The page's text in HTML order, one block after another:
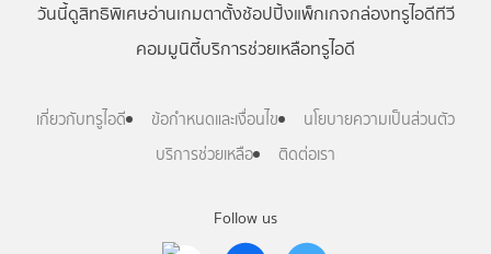
Follow us
วันนี้ดูสิทธิพิเศษอ่านเกมตาตั้งช้อปปิ้งแพ็กเกจกล่องทรูไอดีทีวี
คอมมูนิตี้บริการช่วยเหลือทรูไอดี
เกี่ยวกับทรูไอดี ข้อกำหนดและเงื่อนไข
นโยบายความเป็นส่วนตัว
บริการช่วยเหลือ
ติดต่อเรา